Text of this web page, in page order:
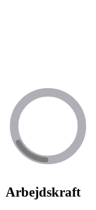
Arbejdskraft